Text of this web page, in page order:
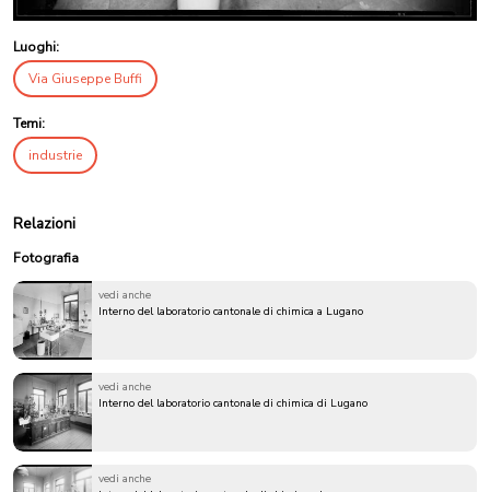
Luoghi:
Via Giuseppe Buffi
Temi:
industrie
Relazioni
Fotografia
vedi anche
Interno del laboratorio cantonale di chimica a Lugano
vedi anche
Interno del laboratorio cantonale di chimica di Lugano
vedi anche